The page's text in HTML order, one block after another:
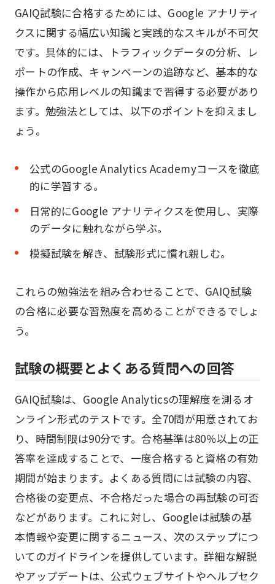
GAIQ試験に合格するためには、Google アナリティ
クスに関する幅広い知識と実践的なスキルが不可欠
です。具体的には、トラフィックデータの分析、レ
ポートの作成、キャンペーンの追跡など、基本的な
操作から応用レベルの知識まで習得する必要があり
ます。勉強法としては、以下のポイントを抑えまし
ょう。
公式のGoogle Analytics Academyコースを徹底
的に学習する。
日常的にGoogle アナリティクスを使用し、実際
のデータに触れながら学ぶ。
模擬試験を解き、試験形式に慣れ親しむ。
これらの勉強法を組み合わせることで、GAIQ試験
の合格に必要な習熟度を高めることができるでしょ
う。
試験の概要とよくある質問への回答
GAIQ試験は、Google Analyticsの理解度を測るオ
ンライン形式のテストです。全70問が用意されてお
り、時間制限は90分です。合格基準は80％以上の正
答率を達成することで、一度合格すると資格の有効
期間が始まります。よくある質問には試験の内容、
合格後の変更点、不合格だった場合の再試験の可否
などがあります。これに対し、Googleは試験の基
本情報や変更に関するニュース、次のステップにつ
いてのガイドラインを提供しています。詳細な解説
やアップデートは、公式ウェブサイトやヘルプセク